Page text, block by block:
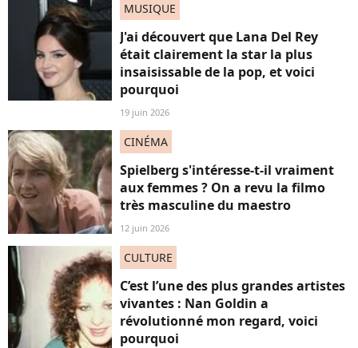
MUSIQUE
J'ai découvert que Lana Del Rey
était clairement la star la plus
insaisissable de la pop, et voici
pourquoi
19 juin 2026
CINÉMA
Spielberg s'intéresse-t-il vraiment
aux femmes ? On a revu la filmo
très masculine du maestro
12 juin 2026
CULTURE
C’est l’une des plus grandes artistes
vivantes : Nan Goldin a
révolutionné mon regard, voici
pourquoi